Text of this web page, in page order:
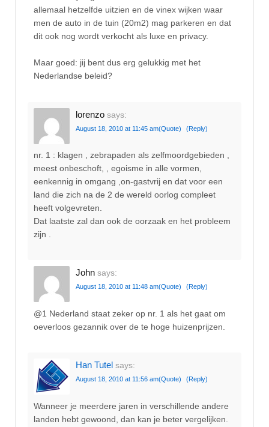
allemaal hetzelfde uitzien en de vinex wijken waar
men de auto in de tuin (20m2) mag parkeren en dat
dit ook nog wordt verkocht als luxe en privacy.
Maar goed: jij bent dus erg gelukkig met het
Nederlandse beleid?
lorenzo says:
August 18, 2010 at 11:45 am(Quote) (Reply)
nr. 1 : klagen , zebrapaden als zelfmoordgebieden ,
meest onbeschoft, , egoisme in alle vormen,
eenkennig in omgang ,on-gastvrij en dat voor een
land die zich na de 2 de wereld oorlog compleet
heeft volgevreten.
Dat laatste zal dan ook de oorzaak en het probleem
zijn .
John says:
August 18, 2010 at 11:48 am(Quote) (Reply)
@1 Nederland staat zeker op nr. 1 als het gaat om
oeverloos gezannik over de te hoge huizenprijzen.
Han Tutel says:
August 18, 2010 at 11:56 am(Quote) (Reply)
Wanneer je meerdere jaren in verschillende andere
landen hebt gewoond, dan kan je beter vergelijken.